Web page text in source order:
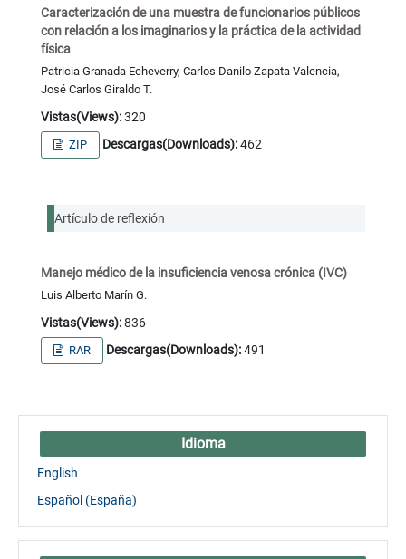
Caracterización de una muestra de funcionarios públicos
con relación a los imaginarios y la práctica de la actividad
física
Patricia Granada Echeverry, Carlos Danilo Zapata Valencia,
José Carlos Giraldo T.
Vistas(Views):320
ZIP Descargas(Downloads):462
Artículo de reflexión
Manejo médico de la insuficiencia venosa crónica (IVC)
Luis Alberto Marín G.
Vistas(Views):836
RAR Descargas(Downloads):491
Idioma
English
Español (España)